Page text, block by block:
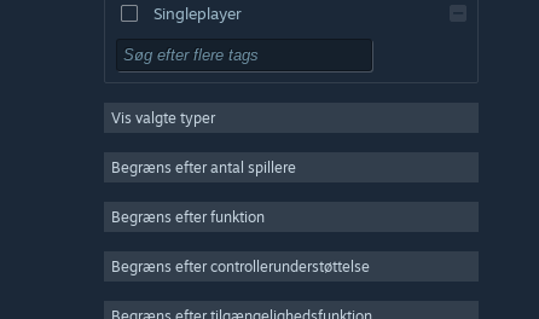
Singleplayer
Simulation
Strategi
Gratis at spille
Vis valgte typer
Begræns efter antal spillere
Begræns efter funktion
Begræns efter controllerunderstøttelse